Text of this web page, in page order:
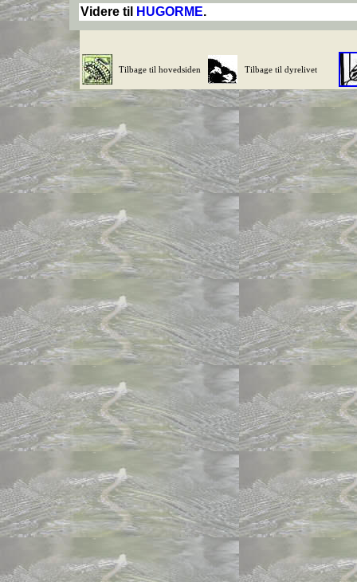
Videre til HUGORME.
Tilbage til hovedsiden Tilbage til dyrelivet